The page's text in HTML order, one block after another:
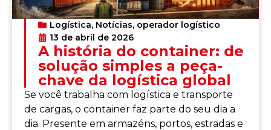
Logística, Notícias, operador logístico
13 de abril de 2026
A história do container: de
solução simples a peça-
chave da logística global
Se você trabalha com logística e transporte
de cargas, o container faz parte do seu dia a
dia. Presente em armazéns, portos, estradas e